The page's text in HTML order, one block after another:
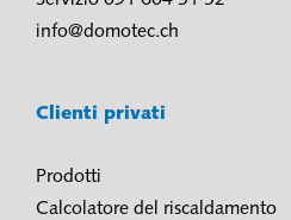
info@domotec.ch
Clienti privati
Prodotti
Calcolatore del riscaldamento